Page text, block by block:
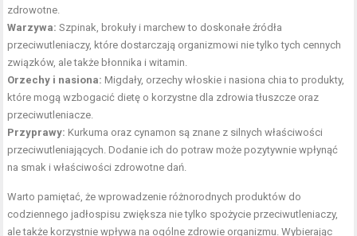
zdrowotne.
Warzywa: Szpinak, brokuły i marchew to doskonałe źródła
przeciwutleniaczy, które dostarczają organizmowi nie tylko tych cennych
związków, ale także błonnika i witamin.
Orzechy i nasiona: Migdały, orzechy włoskie i nasiona chia to produkty,
które mogą wzbogacić dietę o korzystne dla zdrowia tłuszcze oraz
przeciwutleniacze.
Przyprawy: Kurkuma oraz cynamon są znane z silnych właściwości
przeciwutleniających. Dodanie ich do potraw może pozytywnie wpłynąć
na smak i właściwości zdrowotne dań.
Warto pamiętać, że wprowadzenie różnorodnych produktów do
codziennego jadłospisu zwiększa nie tylko spożycie przeciwutleniaczy,
ale także korzystnie wpływa na ogólne zdrowie organizmu. Wybierając